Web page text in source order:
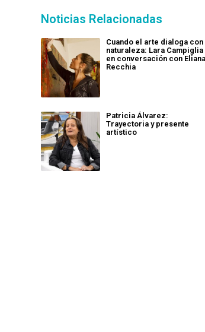
Noticias Relacionadas
Cuando el arte dialoga con
naturaleza: Lara Campiglia
en conversación con Eliana
Recchia
Patricia Álvarez:
Trayectoria y presente
artístico